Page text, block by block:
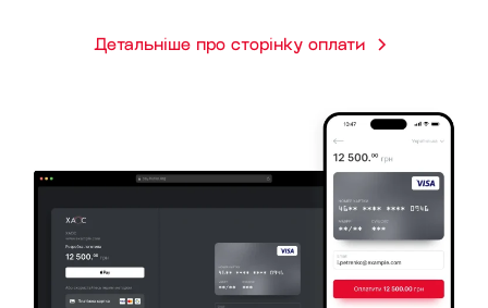
Детальніше про сторінку оплати